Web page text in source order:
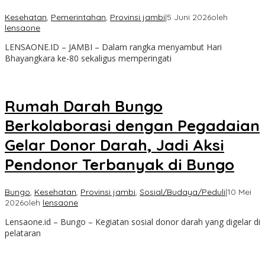
Kesehatan, Pemerintahan, Provinsi jambi|5 Juni 2026oleh
lensaone
LENSAONE.ID – JAMBI – Dalam rangka menyambut Hari
Bhayangkara ke-80 sekaligus memperingati
Rumah Darah Bungo
Berkolaborasi dengan Pegadaian
Gelar Donor Darah, Jadi Aksi
Pendonor Terbanyak di Bungo
Bungo, Kesehatan, Provinsi jambi, Sosial/Budaya/Peduli|10 Mei
2026oleh lensaone
Lensaone.id – Bungo – Kegiatan sosial donor darah yang digelar di
pelataran